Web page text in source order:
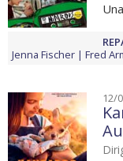
Jenna Fischer
Fred
12/